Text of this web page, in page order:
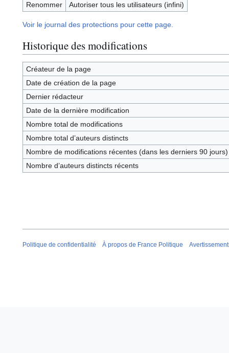
Renommer
Autoriser tous les utilisateurs (infini)
Voir le journal des protections pour cette page.
Historique des modifications
Créateur de la page
Date de création de la page
Dernier rédacteur
Date de la dernière modification
Nombre total de modifications
Nombre total d’auteurs distincts
Nombre de modifications récentes (dans les derniers 90 jours)
Nombre d’auteurs distincts récents
Politique de confidentialité À propos de France Politique